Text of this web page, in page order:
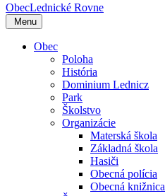
ObecLednické Rovne
Menu
Obec
Poloha
História
Dominium Lednicz
Park
Školstvo
Organizácie
Materská škola
Základná škola
Hasiči
Obecná polícia
Obecná knižnica